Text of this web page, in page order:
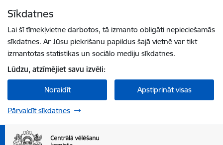
Sīkdatnes
Lai šī tīmekļvietne darbotos, tā izmanto obligāti nepieciešamās
sīkdatnes. Ar Jūsu piekrišanu papildus šajā vietnē var tikt
izmantotas statistikas un sociālo mediju sīkdatnes.
Lūdzu, atzīmējiet savu izvēli:
Noraidīt Apstiprināt visas
Pārvaldīt sīkdatnes